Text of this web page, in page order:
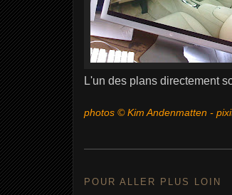
L'un des plans directement
photos © Kim Andenmatten -
POUR ALLER PLUS LOIN